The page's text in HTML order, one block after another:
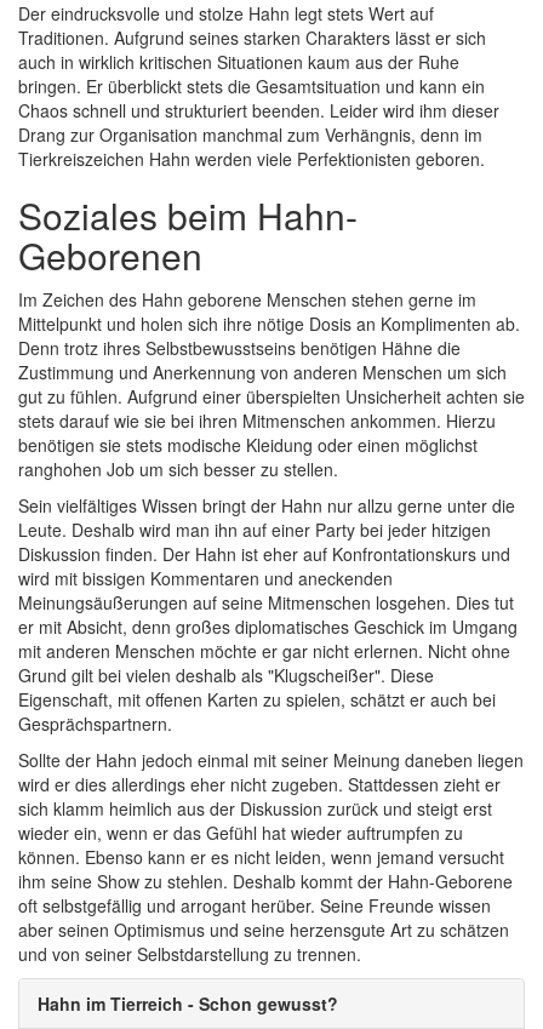
Der eindrucksvolle und stolze Hahn legt stets Wert auf
Traditionen. Aufgrund seines starken Charakters lässt er sich
auch in wirklich kritischen Situationen kaum aus der Ruhe
bringen. Er überblickt stets die Gesamtsituation und kann ein
Chaos schnell und strukturiert beenden. Leider wird ihm dieser
Drang zur Organisation manchmal zum Verhängnis, denn im
Tierkreiszeichen Hahn werden viele Perfektionisten geboren.
Soziales beim Hahn-
Geborenen
Im Zeichen des Hahn geborene Menschen stehen gerne im
Mittelpunkt und holen sich ihre nötige Dosis an Komplimenten ab.
Denn trotz ihres Selbstbewusstseins benötigen Hähne die
Zustimmung und Anerkennung von anderen Menschen um sich
gut zu fühlen. Aufgrund einer überspielten Unsicherheit achten sie
stets darauf wie sie bei ihren Mitmenschen ankommen. Hierzu
benötigen sie stets modische Kleidung oder einen möglichst
ranghohen Job um sich besser zu stellen.
Sein vielfältiges Wissen bringt der Hahn nur allzu gerne unter die
Leute. Deshalb wird man ihn auf einer Party bei jeder hitzigen
Diskussion finden. Der Hahn ist eher auf Konfrontationskurs und
wird mit bissigen Kommentaren und aneckenden
Meinungsäußerungen auf seine Mitmenschen losgehen. Dies tut
er mit Absicht, denn großes diplomatisches Geschick im Umgang
mit anderen Menschen möchte er gar nicht erlernen. Nicht ohne
Grund gilt bei vielen deshalb als "Klugscheißer". Diese
Eigenschaft, mit offenen Karten zu spielen, schätzt er auch bei
Gesprächspartnern.
Sollte der Hahn jedoch einmal mit seiner Meinung daneben liegen
wird er dies allerdings eher nicht zugeben. Stattdessen zieht er
sich klamm heimlich aus der Diskussion zurück und steigt erst
wieder ein, wenn er das Gefühl hat wieder auftrumpfen zu
können. Ebenso kann er es nicht leiden, wenn jemand versucht
ihm seine Show zu stehlen. Deshalb kommt der Hahn-Geborene
oft selbstgefällig und arrogant herüber. Seine Freunde wissen
aber seinen Optimismus und seine herzensgute Art zu schätzen
und von seiner Selbstdarstellung zu trennen.
Hahn im Tierreich - Schon gewusst?